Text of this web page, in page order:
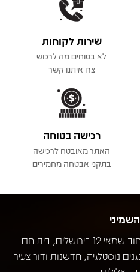
שירות לקוחות
לא בטוחים מה לרכוש
צרו איתנו קשר
רכישה בטוחה
האתר מאובטח לרכישה
בתקני אבטחה מחמירים
חנות תקליטים מיתולוגית ברחוב שמאי 12 בירושלים, בית חם
נוסטלגיה, חדשנות ודור צעיר